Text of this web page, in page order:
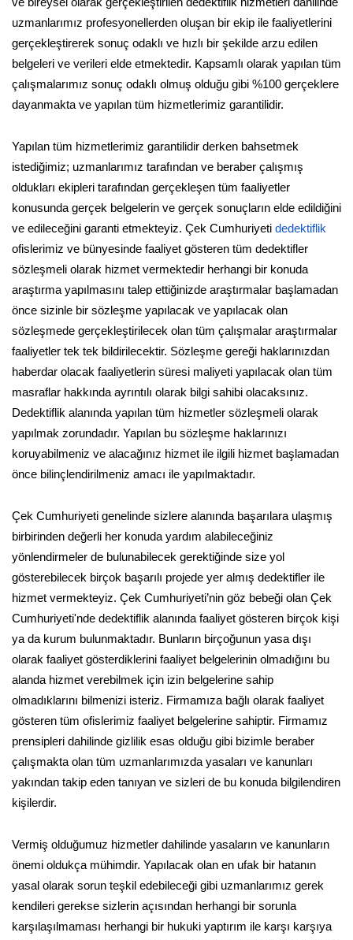
uzmanlarımız profesyonellerden oluşan bir ekip ile faaliyetlerini
gerçekleştirerek sonuç odaklı ve hızlı bir şekilde arzu edilen
belgeleri ve verileri elde etmektedir. Kapsamlı olarak yapılan tüm
çalışmalarımız sonuç odaklı olmuş olduğu gibi %100 gerçeklere
dayanmakta ve yapılan tüm hizmetlerimiz garantilidir.
Yapılan tüm hizmetlerimiz garantilidir derken bahsetmek
istediğimiz; uzmanlarımız tarafından ve beraber çalışmış
oldukları ekipleri tarafından gerçekleşen tüm faaliyetler
konusunda gerçek belgelerin ve gerçek sonuçların elde edildiğini
ve edileceğini garanti etmekteyiz. Çek Cumhuriyeti dedektiflik
ofislerimiz ve bünyesinde faaliyet gösteren tüm dedektifler
sözleşmeli olarak hizmet vermektedir herhangi bir konuda
araştırma yapılmasını talep ettiğinizde araştırmalar başlamadan
önce sizinle bir sözleşme yapılacak ve yapılacak olan
sözleşmede gerçekleştirilecek olan tüm çalışmalar araştırmalar
faaliyetler tek tek bildirilecektir. Sözleşme gereği haklarınızdan
haberdar olacak faaliyetlerin süresi maliyeti yapılacak olan tüm
masraflar hakkında ayrıntılı olarak bilgi sahibi olacaksınız.
Dedektiflik alanında yapılan tüm hizmetler sözleşmeli olarak
yapılmak zorundadır. Yapılan bu sözleşme haklarınızı
koruyabilmeniz ve alacağınız hizmet ile ilgili hizmet başlamadan
önce bilinçlendirilmeniz amacı ile yapılmaktadır.
Çek Cumhuriyeti genelinde sizlere alanında başarılara ulaşmış
birbirinden değerli her konuda yardım alabileceğiniz
yönlendirmeler de bulunabilecek gerektiğinde size yol
gösterebilecek birçok başarılı projede yer almış dedektifler ile
hizmet vermekteyiz. Çek Cumhuriyeti’nin göz bebeği olan Çek
Cumhuriyeti'nde dedektiflik alanında faaliyet gösteren birçok kişi
ya da kurum bulunmaktadır. Bunların birçoğunun yasa dışı
olarak faaliyet gösterdiklerini faaliyet belgelerinin olmadığını bu
alanda hizmet verebilmek için izin belgelerine sahip
olmadıklarını bilmenizi isteriz. Firmamıza bağlı olarak faaliyet
gösteren tüm ofislerimiz faaliyet belgelerine sahiptir. Firmamız
prensipleri dahilinde gizlilik esas olduğu gibi bizimle beraber
çalışmakta olan tüm uzmanlarımızda yasaları ve kanunları
yakından takip eden tanıyan ve sizleri de bu konuda bilgilendiren
kişilerdir.
Vermiş olduğumuz hizmetler dahilinde yasaların ve kanunların
önemi oldukça mühimdir. Yapılacak olan en ufak bir hatanın
yasal olarak sorun teşkil edebileceği gibi uzmanlarımız gerek
kendileri gerekse sizlerin açısından herhangi bir sorunla
karşılaşılmaması herhangi bir hukuki yaptırım ile karşı karşıya